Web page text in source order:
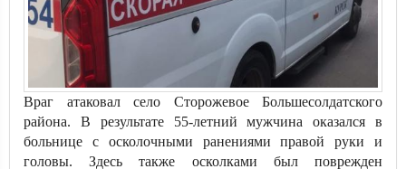
Враг атаковал село Сторожевое Большесолдатского
района. В результате 55-летний мужчина оказался в
больнице с осколочными ранениями правой руки и
головы. Здесь также осколками был поврежден